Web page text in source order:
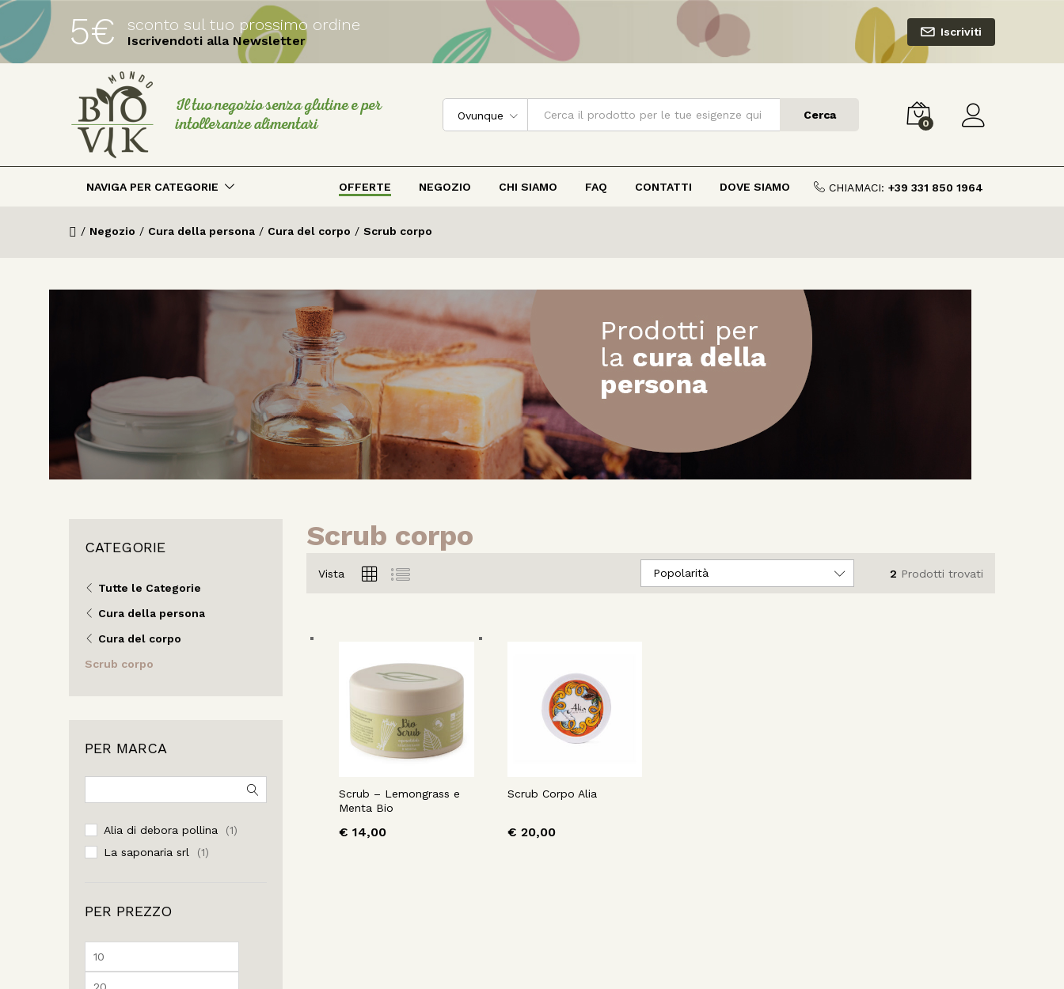
5€ sconto sul tuo prossimo ordine
Iscrivendoti alla Newsletter
Iscriviti
Il tuo negozio senza glutine e per
intolleranze alimentari
Ovunque Cerca
0
NAVIGA PER CATEGORIE OFFERTE NEGOZIO CHI SIAMO FAQ CONTATTI DOVE SIAMO CHIAMACI: +39 331 850 1964
/ Negozio / Cura della persona / Cura del corpo / Scrub corpo
Scrub corpo
2 Prodotti trovati
Vista Popolarità
Scrub – Lemongrass e
Menta Bio
€ 14,00
Scrub Corpo Alia
€ 20,00
CATEGORIE
Tutte le Categorie
Cura della persona
Cura del corpo
Scrub corpo
PER MARCA
Alia di debora pollina (1)
La saponaria srl (1)
PER PREZZO